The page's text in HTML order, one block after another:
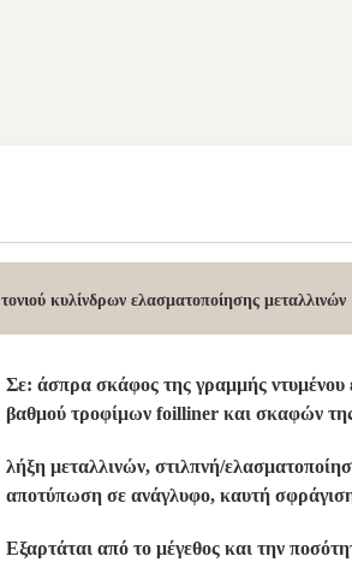
κυλίνδρων ελασματοποίησης μεταλλινών
Σε: άσπρα σκάφος της γραμμής ντυμένου
βαθμού τροφίμων foilliner και σκαφών
λήξη μεταλλινών, στιλπνή/
αποτύπωση σε ανάγλυφο, καυτή
Εξαρτάται από το μέγεθος και την